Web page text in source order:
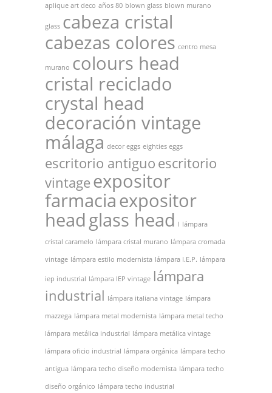
aplique art deco años 80 blown glass blown murano
glass cabeza cristal
cabezas colores centro mesa
murano colours head
cristal reciclado
crystal head
decoración vintage
málaga decor eggs eighties eggs
escritorio antiguo escritorio
vintage expositor
farmaciaexpositor
headglass head l lámpara
cristal caramelo lámpara cristal murano lámpara cromada
vintage lámpara estilo modernista lámpara I.E.P. lámpara
iep industrial lámpara IEP vintage lámpara
industrial lámpara italiana vintage lámpara
mazzega lámpara metal modernista lámpara metal techo
lámpara metálica industrial lámpara metálica vintage
lámpara oficio industrial lámpara orgánica lámpara techo
antigua lámpara techo diseño modernista lámpara techo
diseño orgánico lámpara techo industrial